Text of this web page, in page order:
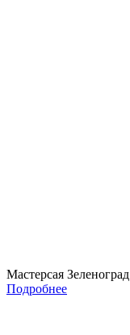
Мастерсая Зеленоград
Подробнее